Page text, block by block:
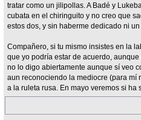
tratar como un jilipollas. A Badé y
cubata en el chiringuito y no creo que
estos dos, y sin haberme dedicado ni
Compañero, si tu mismo insistes en la
que yo podría estar de acuerdo,
no lo digo abiertamente aunque sí veo
aun reconociendo la mediocre (para mí
a la ruleta rusa. En mayo veremos si ha